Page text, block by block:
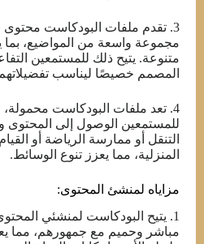
3. تقدم ملفات البودكاست
مجموعة واسعة من المواضيع، بما
متنوعة. يتيح ذلك للمستمعين
المصمم خصيصًا ليناسب
4. تعد ملفات البودكاست محمولة،
للمستمعين الوصول إلى المحتوى
التنقل أو ممارسة الرياضة أو
المنزلية، مما يعزز تنوع الوسائط.
مزاياه لمنشئ المحتوى:
1. يتيح البودكاست لمنشئي
مباشر وحميم مع جمهورهم، مما